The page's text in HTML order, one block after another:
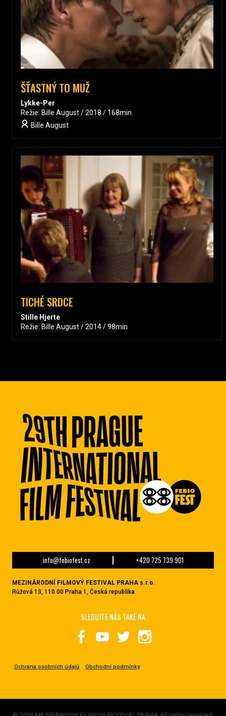
ŠŤASTNÝ TO MUŽ
Lykke-Per
Režie: Bille August / 2018 / 168min
Bille August
TICHÉ SRDCE
Stille Hjerte
Režie: Bille August / 2014 / 98min
info@febiofest.cz +420 725 739 901
MEZINÁRODNÍ FILMOVÝ FESTIVAL PRAHA s.r.o.
Růžová 13, 110 00 Praha 1, Česká republika
Ochrana osobních údajů Obchodní podmínky
SLEDUJTE NÁS TAKÉ NA